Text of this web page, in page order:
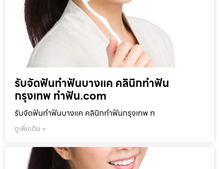
รับจัดฟันทำฟันบางแค คลินิกทำฟัน
กรุงเทพ ทำฟัน.com
รับจัดฟันทำฟันบางแค คลินิกทำฟันกรุงเทพ ท
ดูเพิ่มเติม »